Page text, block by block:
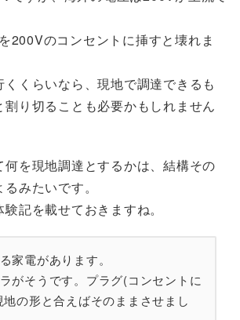
200Vのコンセントに挿すと壊れま
くらいなら、現地で調達できるも
り切ることも必要かもしれません
を現地調達とするかは、結構その
みたいです。
記を載せておきますね。
家電があります。
がそうです。プラグ(コンセントに
の形と合えばそのままさせまし